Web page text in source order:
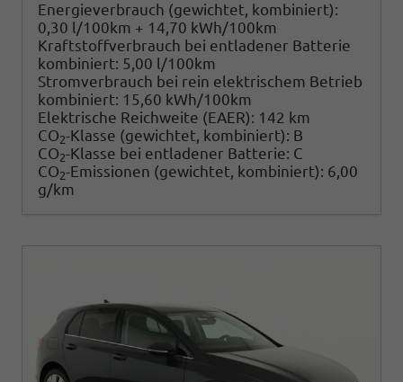
Energieverbrauch (gewichtet, kombiniert):
0,30 l/100km + 14,70 kWh/100km
Kraftstoffverbrauch bei entladener Batterie
kombiniert: 5,00 l/100km
Stromverbrauch bei rein elektrischem Betrieb
kombiniert: 15,60 kWh/100km
Elektrische Reichweite (EAER): 142 km
CO2-Klasse (gewichtet, kombiniert): B
CO2-Klasse bei entladener Batterie: C
CO2-Emissionen (gewichtet, kombiniert): 6,00
g/km